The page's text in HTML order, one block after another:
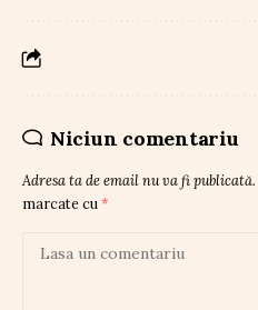
Niciun comentariu
Adresa ta de email nu va fi publicată.
marcate cu *